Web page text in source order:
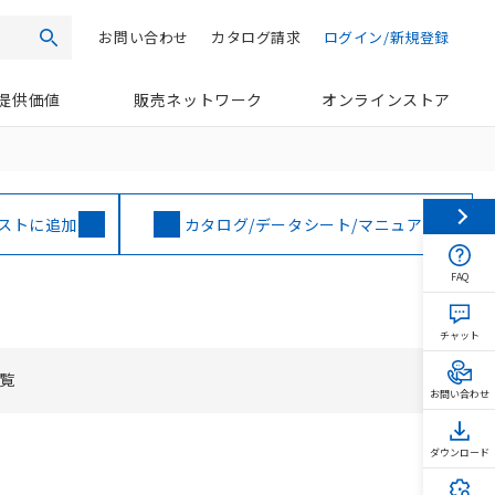
検索 ログイン/新規登録
カタログ請求
お問い合わせ
供価値 販売ネットワーク オンラインストア
トに追加 カタログ/データシート/マニュアル
FAQ
チャット
お問い合わせ
ダウンロード